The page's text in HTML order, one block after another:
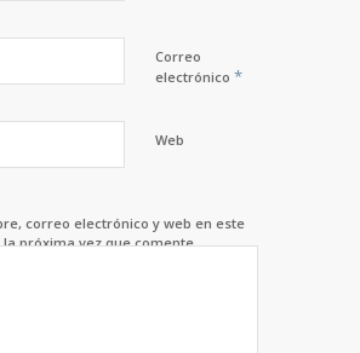
Correo
electrónico *
Web
correo electrónico y web en este
próxima vez que comente.